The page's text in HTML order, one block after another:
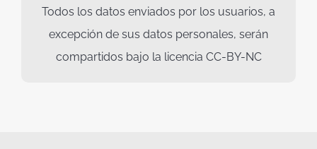
Todos los datos enviados por los usuarios, a
excepción de sus datos personales, serán
compartidos bajo la licencia CC-BY-NC